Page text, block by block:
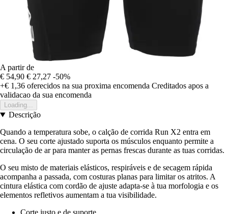
A partir de
€ 54,90 € 27,27 -50%
+€ 1,36 oferecidos na sua proxima encomenda Creditados apos a
validacao da sua encomenda
Loading...
Descrição
Quando a temperatura sobe, o calção de corrida Run X2 entra em
cena. O seu corte ajustado suporta os músculos enquanto permite a
circulação de ar para manter as pernas frescas durante as tuas corridas.
O seu misto de materiais elásticos, respiráveis e de secagem rápida
acompanha a passada, com costuras planas para limitar os atritos. A
cintura elástica com cordão de ajuste adapta-se à tua morfologia e os
elementos refletivos aumentam a tua visibilidade.